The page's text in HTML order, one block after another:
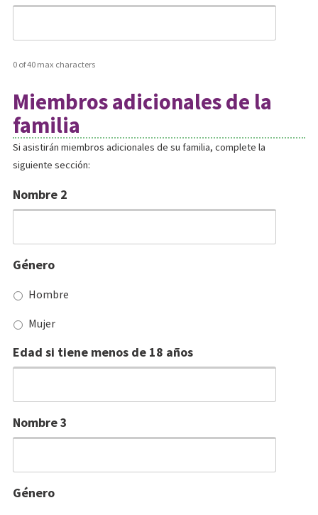
0 of 40 max characters
Miembros adicionales de la
familia
Si asistirán miembros adicionales de su familia, complete la
siguiente sección:
Nombre 2
Género
Hombre
Mujer
Edad si tiene menos de 18 años
Nombre 3
Género